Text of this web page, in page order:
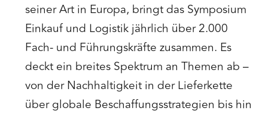
seiner Art in Europa, bringt das Symposium
Einkauf und Logistik jährlich über 2.000
Fach- und Führungskräfte zusammen. Es
deckt ein breites Spektrum an Themen ab –
von der Nachhaltigkeit in der Lieferkette
über globale Beschaffungsstrategien bis hin